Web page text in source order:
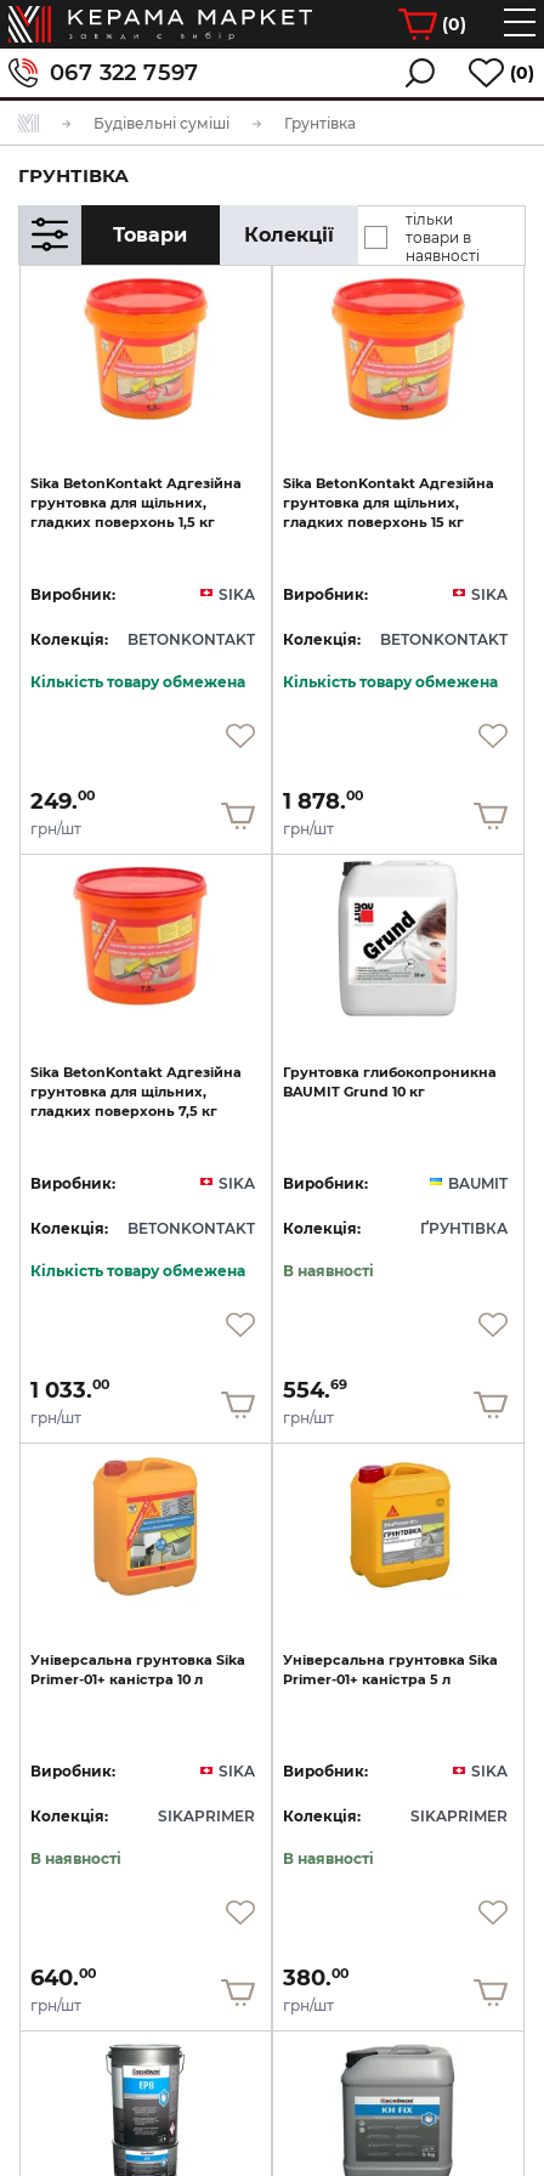
(0)
067 322 7597 (0)
Будівельні суміші Грунтівка
ГРУНТІВКА
Товари Колекції
тільки
товари в
наявності
Sika BetonKontakt Адгезійна
грунтовка для щільних,
гладких поверхонь 1,5 кг
Виробник: SIKA
Колекція: BETONKONTAKT
Кількість товару обмежена
249.00
грн/шт
Sika BetonKontakt Адгезійна
грунтовка для щільних,
гладких поверхонь 15 кг
Виробник: SIKA
Колекція: BETONKONTAKT
Кількість товару обмежена
1 878.00
грн/шт
Sika BetonKontakt Адгезійна
грунтовка для щільних,
гладких поверхонь 7,5 кг
Виробник: SIKA
Колекція: BETONKONTAKT
Кількість товару обмежена
1 033.00
грн/шт
Грунтовка глибокопроникна
BAUMIT Grund 10 кг
Виробник: BAUMIT
Колекція: ҐРУНТІВКА
В наявності
554.69
грн/шт
Універсальна грунтовка Sika
Primer-01+ каністра 10 л
Виробник: SIKA
Колекція: SIKAPRIMER
В наявності
640.00
грн/шт
Універсальна грунтовка Sika
Primer-01+ каністра 5 л
Виробник: SIKA
Колекція: SIKAPRIMER
В наявності
380.00
грн/шт